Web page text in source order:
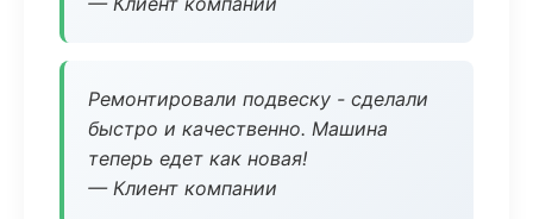
Ремонтировали подвеску - сделали
быстро и качественно. Машина
теперь едет как новая!
— Клиент компании